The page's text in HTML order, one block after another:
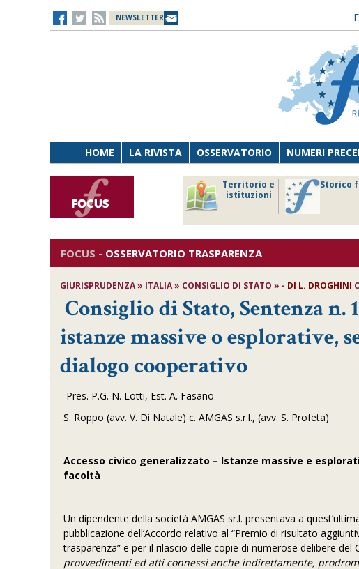
NEWSLETTER
HOME LA RIVISTA OSSERVATORIO NUMERI
Territorio e
istituzioni
Storico
FOCUS - OSSERVATORIO TRASPARENZA
GIURISPRUDENZA » ITALIA » CONSIGLIO DI STATO » - DI L. DROGHINI
Consiglio di Stato, Sentenza
istanze massive o esplorative,
dialogo cooperativo
Pres. P.G. N. Lotti, Est. A. Fasano
S. Roppo (avv. V. Di Natale) c. AMGAS s.r.l., (avv. S. Profeta)
Accesso civico generalizzato – Istanze massive e
facoltà
Un dipendente della società AMGAS sr.l. presentava a
pubblicazione dell’Accordo relativo al “Premio di risultato
trasparenza” e per il rilascio delle copie di numerose delibere del
provvedimenti ed atti connessi anche indirettamente,